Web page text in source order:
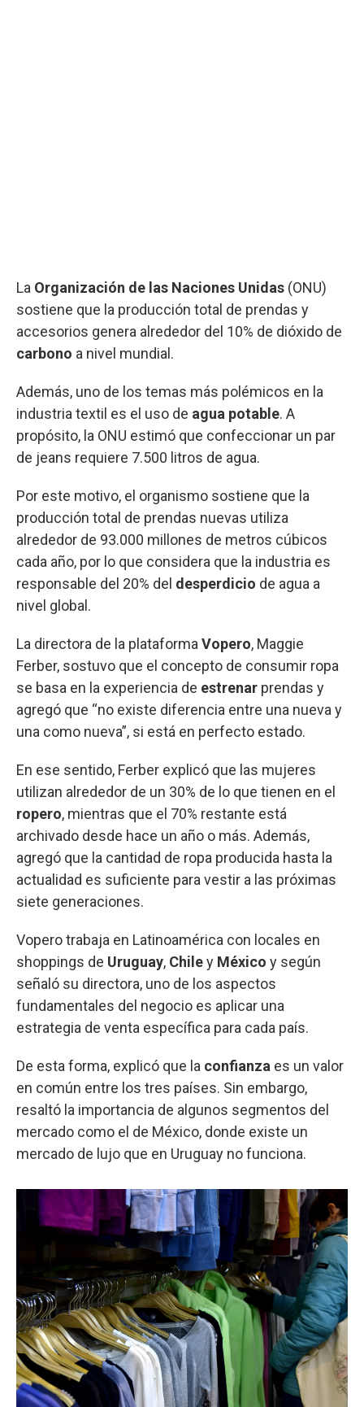
La Organización de las Naciones Unidas (ONU)
sostiene que la producción total de prendas y
accesorios genera alrededor del 10% de dióxido de
carbono a nivel mundial.
Además, uno de los temas más polémicos en la
industria textil es el uso de agua potable. A
propósito, la ONU estimó que confeccionar un par
de jeans requiere 7.500 litros de agua.
Por este motivo, el organismo sostiene que la
producción total de prendas nuevas utiliza
alrededor de 93.000 millones de metros cúbicos
cada año, por lo que considera que la industria es
responsable del 20% del desperdicio de agua a
nivel global.
La directora de la plataforma Vopero, Maggie
Ferber, sostuvo que el concepto de consumir ropa
se basa en la experiencia de estrenar prendas y
agregó que “no existe diferencia entre una nueva y
una como nueva”, si está en perfecto estado.
En ese sentido, Ferber explicó que las mujeres
utilizan alrededor de un 30% de lo que tienen en el
ropero, mientras que el 70% restante está
archivado desde hace un año o más. Además,
agregó que la cantidad de ropa producida hasta la
actualidad es suficiente para vestir a las próximas
siete generaciones.
Vopero trabaja en Latinoamérica con locales en
shoppings de Uruguay, Chiley México y según
señaló su directora, uno de los aspectos
fundamentales del negocio es aplicar una
estrategia de venta específica para cada país.
De esta forma, explicó que la confianza es un valor
en común entre los tres países. Sin embargo,
resaltó la importancia de algunos segmentos del
mercado como el de México, donde existe un
mercado de lujo que en Uruguay no funciona.